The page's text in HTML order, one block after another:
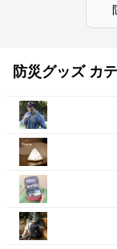
防災グッズ カ